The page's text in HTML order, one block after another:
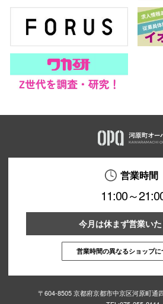
営業時間
11:00～
今月は休まず営業い
営業時間の異なるショップに
〒604-8505 京都府京都市中京区河原町通